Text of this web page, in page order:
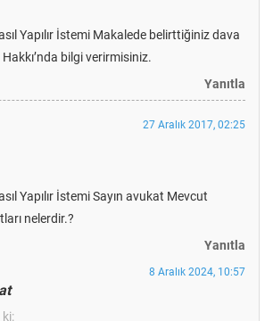
Yapılır İstemi Makalede belirttiğiniz dava
Hakkı’nda bilgi verirmisiniz.
Yanıtla
27 Aralık 2017, 02:25
Yapılır İstemi Sayın avukat Mevcut
nelerdir.?
Yanıtla
ki:
8 Aralık 2024, 10:57